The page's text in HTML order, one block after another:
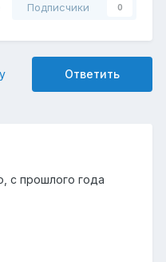
Подписчики 0
Ответить
с прошлого года